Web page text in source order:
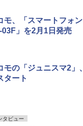
モ、「スマートフォ
03F」を2月1日発売
モの「ジュニスマ2」
タート
タビュー